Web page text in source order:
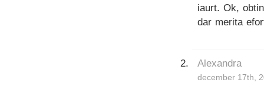
iaurt. Ok,
dar merita
Alexandra
december 17th,